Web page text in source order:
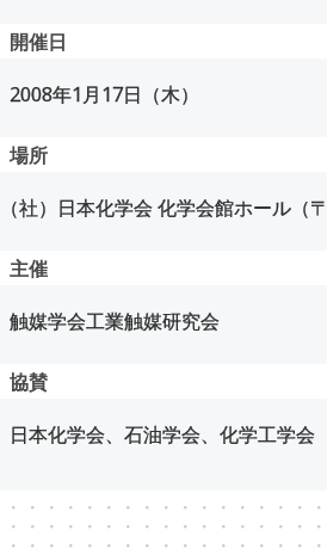
開催日
2008年1月17日（木）
場所
（社）日本化学会 化学会館ホール（
主催
触媒学会工業触媒研究会
協賛
日本化学会、石油学会、化学工学会